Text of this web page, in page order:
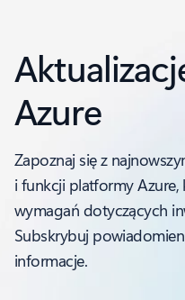
Azure
Zapoznaj się z
i funkcji platformy Azure,
wymagań dotyczących
Subskrybuj
informacje.